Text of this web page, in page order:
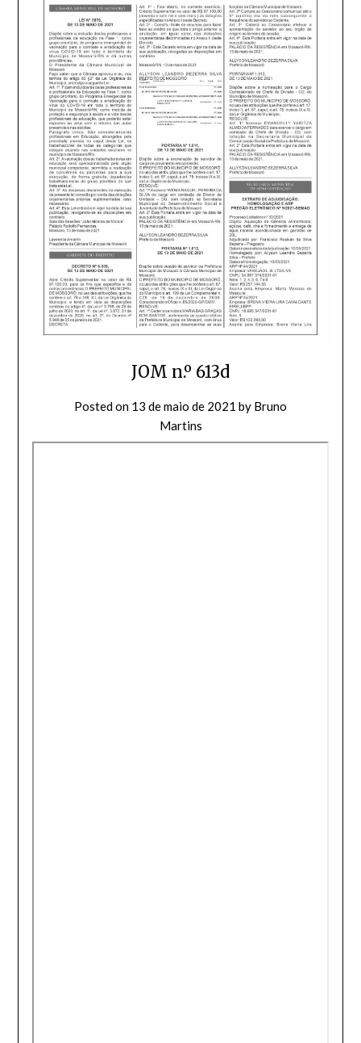
JOM n.º 613d
Posted on 13 de maio de 2021 by Bruno
Martins